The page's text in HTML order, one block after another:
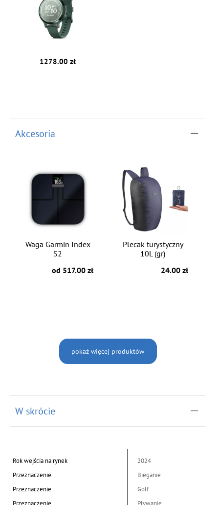
1278.00 zł
Akcesoria
Waga Garmin Index
S2
od 517.00 zł
Plecak turystyczny
10L (gr)
24.00 zł
pokaż więcej produktów
W skrócie
Rok wejścia na rynek
2024
Przeznaczenie
Bieganie
Przeznaczenie
Golf
Przeznaczenie
Pływanie